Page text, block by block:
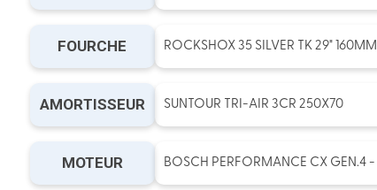
FOURCHE ROCKSHOX 35 SILVER TK 29" 160MM
AMORTISSEUR SUNTOUR TRI-AIR 3CR 250X70
MOTEUR BOSCH PERFORMANCE CX GEN.4